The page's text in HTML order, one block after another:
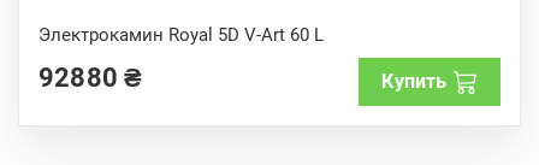
Электрокамин Royal 5D V-Art 60 L
o
u
o
f
92880₴ Купить